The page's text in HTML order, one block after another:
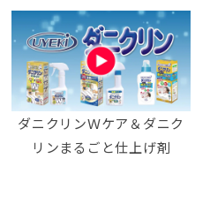
ダニクリンＷケア＆ダニク
リンまるごと仕上げ剤